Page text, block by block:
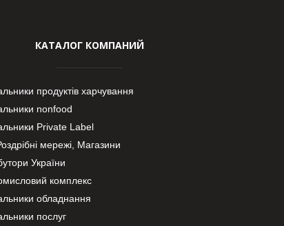
КАТАЛОГ КОМПАНИЙ
продуктів харчування
nonfood
Private Label
мережі, Магазини
України
комплекс
обладнання
послуг